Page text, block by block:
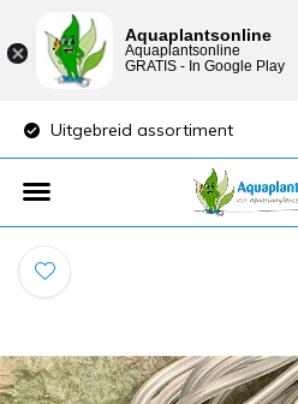
Uitgebreid assortiment
Aquaplantsonline
Aquaplantsonline
GRATIS - In Google Play